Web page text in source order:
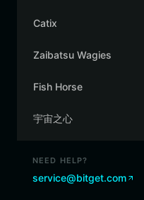
Catix
Zaibatsu Wagies
Fish Horse
宇宙之心
NEED HELP?
service@bitget.com